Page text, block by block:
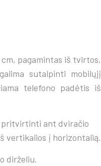
pagamintas iš tvirtos,
sutalpinti mobilųjį
telefono padėtis iš
pritvirtinti ant dviračio
vertikalios į horizontalią.
dirželiu.